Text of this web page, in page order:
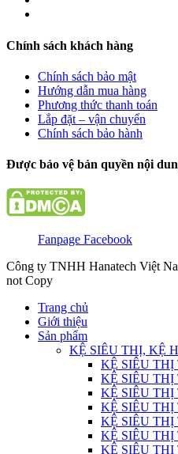
Chính sách khách hàng
Chính sách bảo mật
Hướng dẫn mua hàng
Phương thức thanh toán
Lắp đặt – vận chuyển
Chính sách bảo hành
Được bảo vệ bản quyền nội
Fanpage Facebook
Công ty TNHH Hanatech Việt
not Copy
Trang chủ
Giới thiệu
Sản phẩm
KỆ SIÊU THỊ, KỆ
KỆ SIÊU
KỆ SIÊU
KỆ SIÊU
KỆ SIÊU
KỆ SIÊU
KỆ SIÊU
KỆ SIÊU